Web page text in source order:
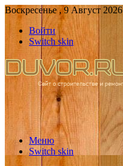
Воскресенье , 9 Август 2026
Войти
Switch skin
Меню
Switch skin